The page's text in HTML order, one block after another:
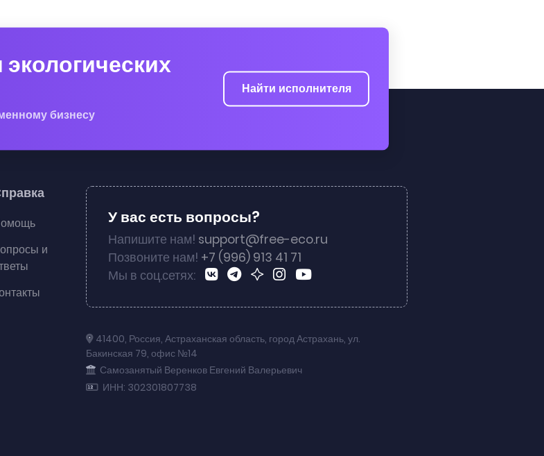
бизнесу
Найти исполнителя
и
У вас есть вопросы?
Напишите нам! support@free-eco.ru
Позвоните нам! +7 (996) 913 41 71
Мы в соц.сетях:
41400, Россия, Астраханская область, город Астрахань, ул.
Бакинская 79, офис №14
Самозанятый Веренков Евгений Валерьевич
ИНН: 302301807738